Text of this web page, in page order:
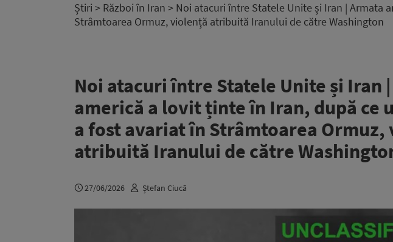
Știri > Război în Iran > Noi atacuri între Statele Unite și Iran | Armata
Strâmtoarea Ormuz, violență atribuită Iranului de către Washington
Noi atacuri între Statele Unite și Iran
americă a lovit ținte în Iran, după ce
a fost avariat în Strâmtoarea Ormuz,
atribuită Iranului de către
27/06/2026 Ștefan Ciucă